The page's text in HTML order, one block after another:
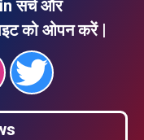
सर्च और
को ओपन करें |